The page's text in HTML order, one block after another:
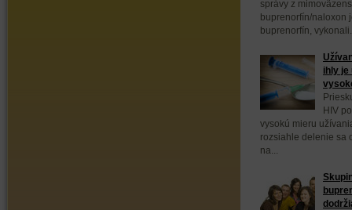
správy z
buprenorfín/naloxon
buprenorfín,
ihly je
HIV
vysokú mieru
rozsiahle delenie sa
na...